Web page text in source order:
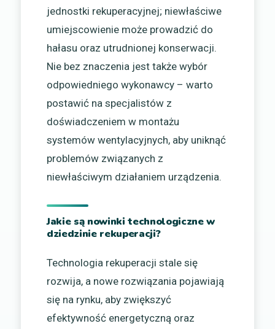
jednostki rekuperacyjnej; niewłaściwe
umiejscowienie może prowadzić do
hałasu oraz utrudnionej konserwacji.
Nie bez znaczenia jest także wybór
odpowiedniego wykonawcy – warto
postawić na specjalistów z
doświadczeniem w montażu
systemów wentylacyjnych, aby uniknąć
problemów związanych z
niewłaściwym działaniem urządzenia.
Jakie są nowinki technologiczne w
dziedzinie rekuperacji?
Technologia rekuperacji stale się
rozwija, a nowe rozwiązania pojawiają
się na rynku, aby zwiększyć
efektywność energetyczną oraz